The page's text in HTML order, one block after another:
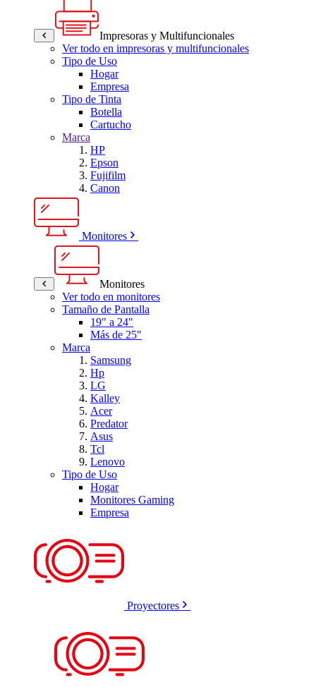
Impresoras y Multifuncionales
Ver todo en impresoras y multifuncionales
Tipo de Uso
Hogar
Empresa
Tipo de Tinta
Botella
Cartucho
Marca
HP
Epson
Fujifilm
Canon
Monitores
Monitores
Ver todo en monitores
Tamaño de Pantalla
19" a 24"
Más de 25"
Marca
Samsung
Hp
LG
Kalley
Acer
Predator
Asus
Tcl
Lenovo
Tipo de Uso
Hogar
Monitores Gaming
Empresa
Proyectores